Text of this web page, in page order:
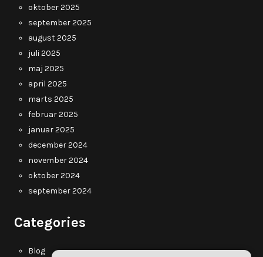
oktober 2025
september 2025
august 2025
juli 2025
maj 2025
april 2025
marts 2025
februar 2025
januar 2025
december 2024
november 2024
oktober 2024
september 2024
Categories
Blog